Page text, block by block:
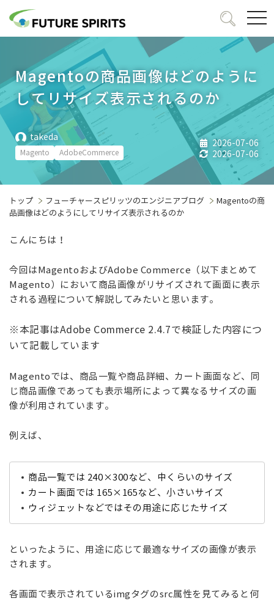
Magentoの商品画像はどのように
してリサイズ表示されるのか
takeda
Magento AdobeCommerce
2026-07-06
2026-07-06
トップ フューチャースピリッツのエンジニアブログ
Magentoの商
品画像はどのようにしてリサイズ表示されるのか
こんにちは！
今回はMagentoおよびAdobe Commerce（以下まとめて
Magento）において商品画像がリサイズされて画面に表示
される過程について解説してみたいと思います。
※本記事はAdobe Commerce 2.4.7で検証した内容につ
いて記載しています
Magentoでは、商品一覧や商品詳細、カート画面など、同
じ商品画像であっても表示場所によって異なるサイズの画
像が利用されています。
例えば、
商品一覧では 240×300など、中くらいのサイズ
カート画面では 165×165など、小さいサイズ
ウィジェットなどではその用途に応じたサイズ
といったように、用途に応じて最適なサイズの画像が表示
されます。
各画面で表示されているimgタグのsrc属性を見てみると何